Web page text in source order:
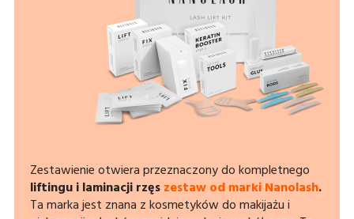
Zestawienie otwiera przeznaczony do kompletnego
liftingu i laminacji rzęszestaw od marki Nanolash.
Ta marka jest znana z kosmetyków do makijażu i